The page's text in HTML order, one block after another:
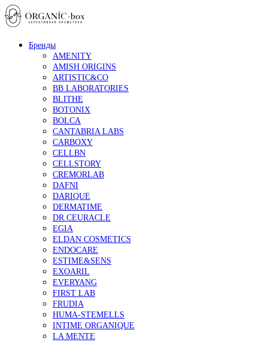
Бренды
AMENITY
AMISH ORIGINS
ARTISTIC&CO
BB LABORATORIES
BLITHE
BOTONIX
BOLCA
CANTABRIA LABS
CARBOXY
CELLBN
CELLSTORY
CREMORLAB
DAFNI
DARIQUE
DERMATIME
DR.CEURACLE
EGIA
ELDAN COSMETICS
ENDOCARE
ESTIME&SENS
EXOARIL
EVERYANG
FIRST LAB
FRUDIA
HUMA-STEMELLS
INTIME ORGANIQUE
LA MENTE